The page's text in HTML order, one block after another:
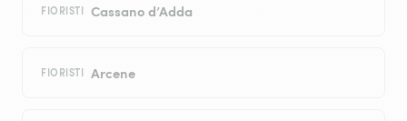
FIORISTI Cassano d’Adda
FIORISTI Arcene